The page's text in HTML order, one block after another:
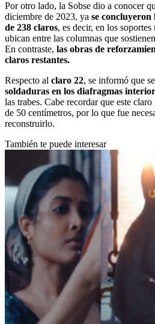
Por otro lado, la Sobse dio a conocer
diciembre de 2023, ya se concluyeron
de 238 claros, es decir, en los
ubican entre las columnas que
En contraste, las obras de
claros restantes.
Respecto al claro 22, se informó que
soldaduras en los diafragmas
las trabes. Cabe recordar que este
de 50 centímetros, por lo que fue
reconstruirlo.
También te puede interesar